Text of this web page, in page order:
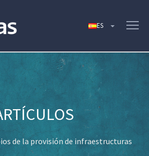
de la provisión de infraestructuras